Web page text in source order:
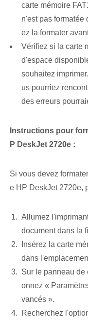
carte mémoire
n'est pas formatée‌
ez la formater
Vérifiez si la carte
d'espace
souhaitez
us pourriez
des erreurs
Instructions pour
P‌ DeskJet 2720e :
Si vous devez
e HP DeskJet 2720e,
Allumez
document dans la
Insérez la carte
dans
Sur le panneau de
onnez «
vancés ».
Recherchez